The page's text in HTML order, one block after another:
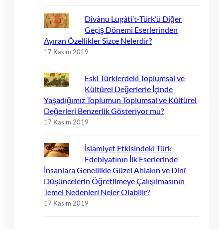
Dîvânu Lugâti’t-Türk’ü Diğer
Geçiş Dönemi Eserlerinden
Ayıran Özellikler Sizce Nelerdir?
17 Kasım 2019
Eski Türklerdeki Toplumsal ve
Kültürel Değerlerle İçinde
Yaşadığımız Toplumun Toplumsal ve Kültürel
Değerleri Benzerlik Gösteriyor mu?
17 Kasım 2019
İslamiyet Etkisindeki Türk
Edebiyatının İlk Eserlerinde
İnsanlara Genellikle Güzel Ahlakın ve Dinî
Düşüncelerin Öğretilmeye Çalışılmasının
Temel Nedenleri Neler Olabilir?
17 Kasım 2019